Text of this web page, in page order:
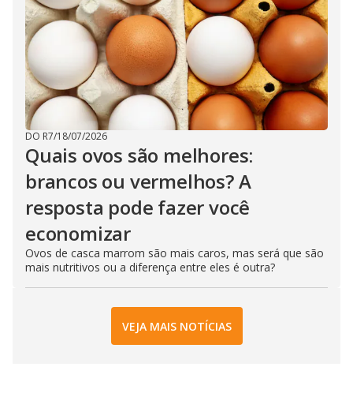
DO R7/18/07/2026
Quais ovos são melhores:
brancos ou vermelhos? A
resposta pode fazer você
economizar
Ovos de casca marrom são mais caros, mas será que são
mais nutritivos ou a diferença entre eles é outra?
VEJA MAIS NOTÍCIAS